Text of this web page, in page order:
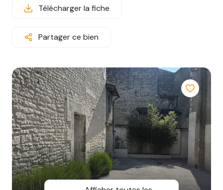
ESTIMATION
E-MAIL
L'ÉQUIPE
CONTACT
Télécharger la fiche
Partager ce bien